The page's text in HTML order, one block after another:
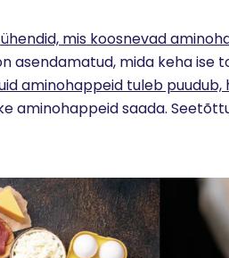
mis koosnevad
asendamatud, mida keha ise
aminohappeid tuleb
aminohappeid saada.